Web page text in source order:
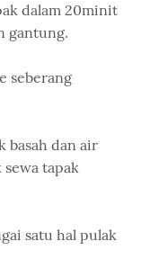
dalam 20minit
gantung.
seberang
basah dan air
tapak
satu hal pulak